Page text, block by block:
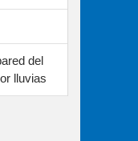
del
lluvias